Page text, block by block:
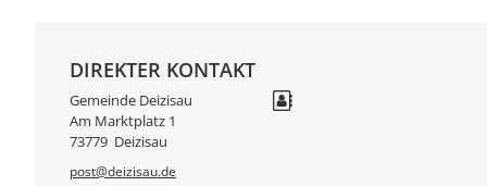
DIREKTER KONTAKT
Gemeinde Deizisau
Am Marktplatz 1
73779 Deizisau
post@deizisau.de